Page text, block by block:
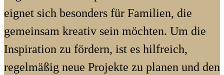
eignet sich besonders für Familien, die
gemeinsam kreativ sein möchten. Um die
Inspiration zu fördern, ist es hilfreich,
regelmäßig neue Projekte zu planen und den